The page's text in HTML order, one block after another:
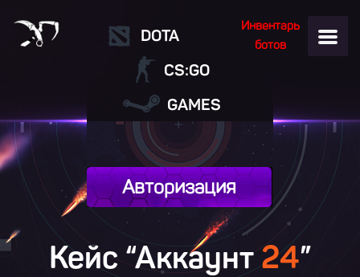
Инвентарь
ботов
DOTA
CS:GO
GAMES
Авторизация
Кейс “Аккаунт24”